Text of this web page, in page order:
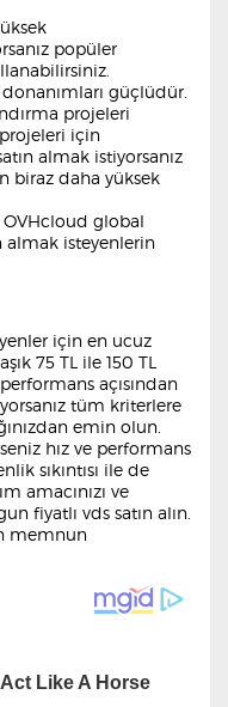
popüler
güçlüdür.
projeleri
projeleri için
almak istiyorsanız
biraz daha yüksek
OVHcloud global
almak isteyenlerin
için en ucuz
75 TL ile 150 TL
açısından
tüm kriterlere
emin olun.
hız ve performans
sıkıntısı ile de
amacınızı ve
fiyatlı vds satın alın.
memnun